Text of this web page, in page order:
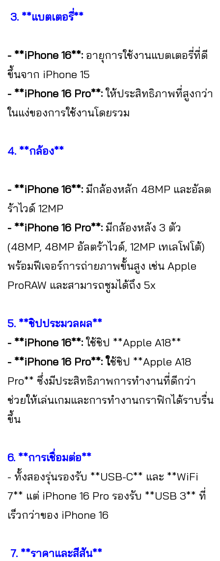
3. **แบตเตอรี่**
- **iPhone 16**: อายุการใช้งานแบตเตอรี่ที่ดี
ขึ้นจาก iPhone 15
- **iPhone 16 Pro**: ให้ประสิทธิภาพที่สูงกว่า
ในแง่ของการใช้งานโดยรวม
4. **กล้อง**
- **iPhone 16**: มีกล้องหลัก 48MP และอัลต
ร้าไวด์ 12MP
- **iPhone 16 Pro**: มีกล้องหลัง 3 ตัว
(48MP, 48MP อัลตร้าไวด์, 12MP เทเลโฟโต้)
พร้อมฟีเจอร์การถ่ายภาพขั้นสูง เช่น Apple
ProRAW และสามารถซูมได้ถึง 5x
5. **ชิปประมวลผล**
- **iPhone 16**: ใช้ชิป **Apple A18**
- **iPhone 16 Pro**: ใช้ชิป **Apple A18
Pro** ซึ่งมีประสิทธิภาพการทำงานที่ดีกว่า
ช่วยให้เล่นเกมและการทำงานกราฟิกได้ราบรื่น
ขึ้น
6. **การเชื่อมต่อ**
- ทั้งสองรุ่นรองรับ **USB-C** และ **WiFi
7** แต่ iPhone 16 Pro รองรับ **USB 3** ที่
เร็วกว่าของ iPhone 16
7. **ราคาและสีสัน**